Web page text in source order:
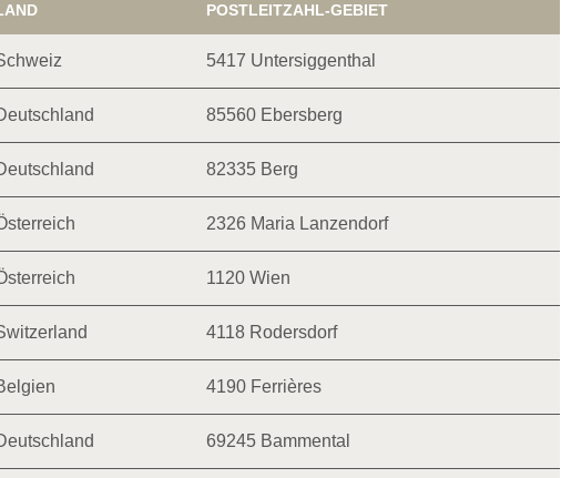
POSTLEITZAHL-GEBIET
5417 Untersiggenthal
85560 Ebersberg
82335 Berg
2326 Maria Lanzendorf
1120 Wien
4118 Rodersdorf
4190 Ferrières
69245 Bammental